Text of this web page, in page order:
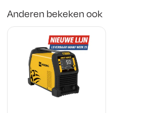
Anderen bekeken ook